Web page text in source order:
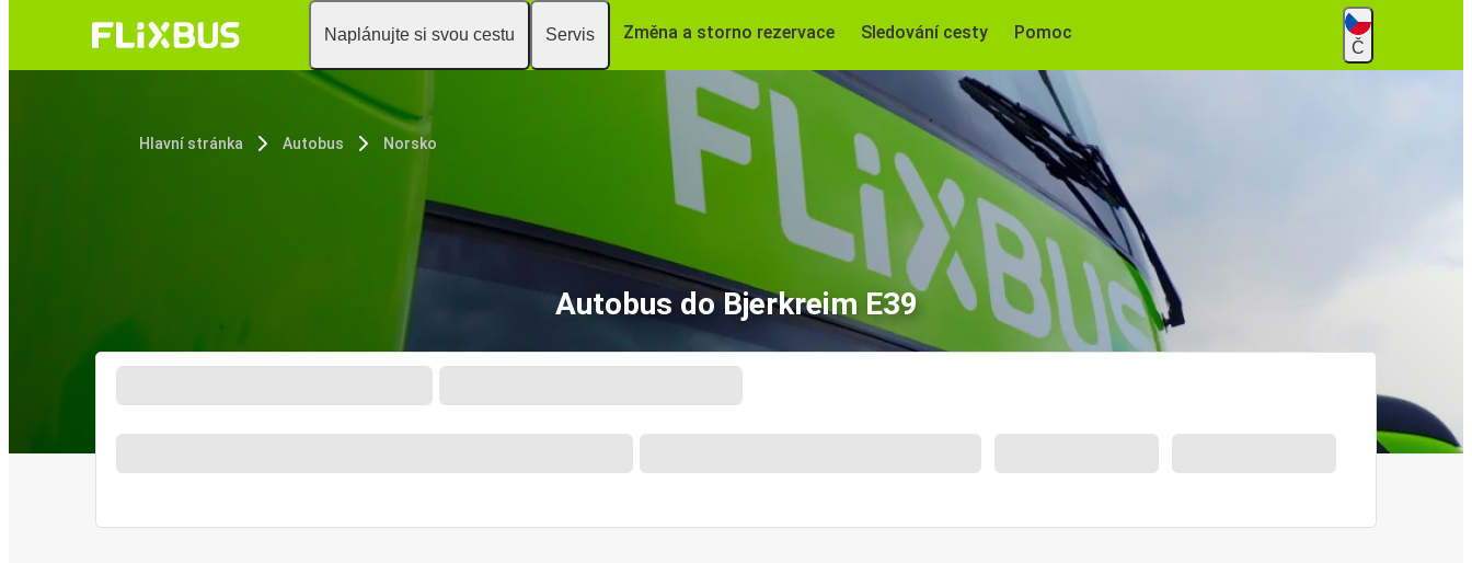
Naplánujte si svou cestu Servis Změna a storno rezervace Sledování cesty Pomoc
Č
Hlavní stránka Autobus Norsko
Autobus do Bjerkreim E39